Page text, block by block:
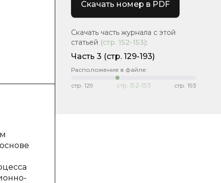
Скачать номер в PDF
Скачать часть журнала с этой
статьей (стр. 152-153):
Часть 3 (стр. 129-193)
Расположение в файле:
стр. 129 стр. 152-153 стр. 193